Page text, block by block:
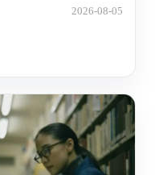
2026-08-05